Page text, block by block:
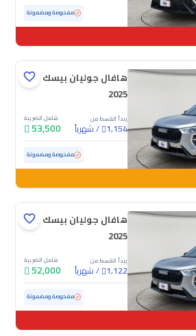
ممشى قليل مفحوصة ومضمونة
هافال جوليان بيسك
2025
يبدأ القسط من
1,154
/شهرياً
شامل الضريبة
53,500
ممشى قليل مفحوصة ومضمونة
هافال جوليان بيسك
2025
يبدأ القسط من
1,122
/شهرياً
شامل الضريبة
52,000
ممشى قليل مفحوصة ومضمونة